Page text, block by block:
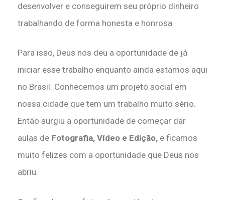
desenvolver e conseguirem seu próprio dinheiro
trabalhando de forma honesta e honrosa.
Para isso, Deus nos deu a oportunidade de já
iniciar esse trabalho enquanto ainda estamos aqui
no Brasil. Conhecemos um projeto social em
nossa cidade que tem um trabalho muito sério.
Então surgiu a oportunidade de começar dar
aulas de Fotografia, Vídeo e Edição, e ficamos
muito felizes com a oportunidade que Deus nos
abriu.